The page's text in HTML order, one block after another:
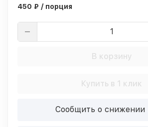
450 ₽ / порция
В корзину
Купить в 1 клик
Сообщить о снижении